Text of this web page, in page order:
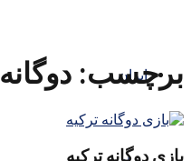
ایران
برچسب: دوگانه
بازی دوگانه ترکیه